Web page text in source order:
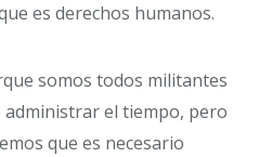
es derechos humanos.
somos todos militantes
el tiempo, pero
que es necesario